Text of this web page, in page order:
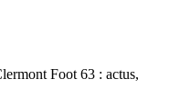
Foot 63 : actus,